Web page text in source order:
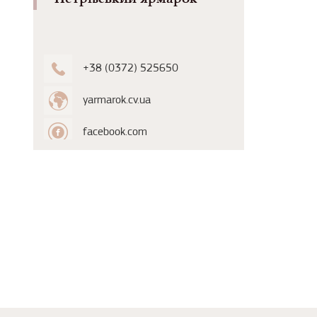
+38 (0372) 525650
yarmarok.cv.ua
facebook.com